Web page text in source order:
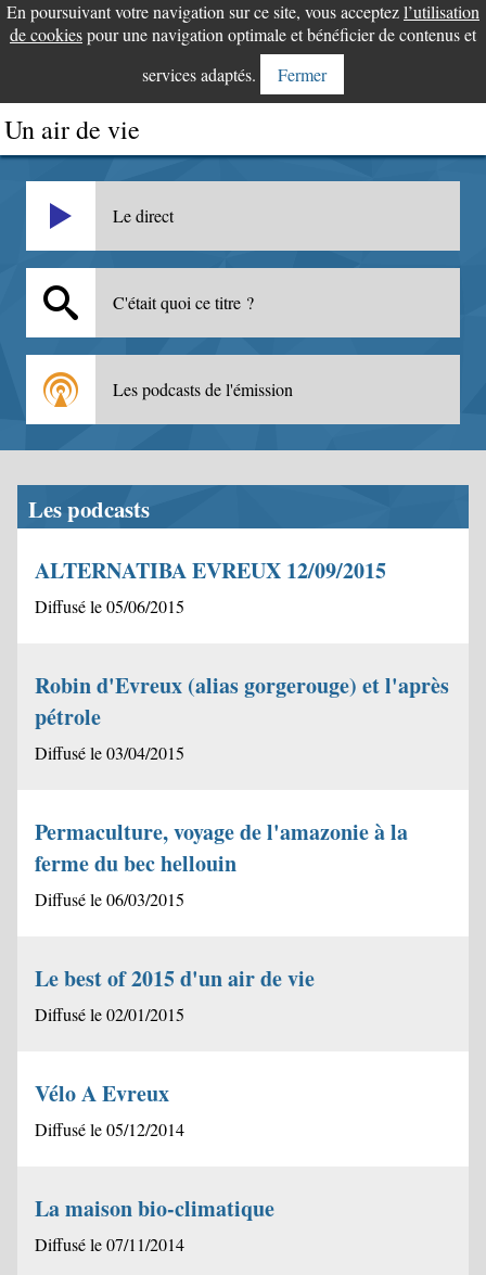
En poursuivant votre navigation sur ce site, vous acceptezl’utilisation
de cookiespour une navigation optimale et bénéficier de contenus et
services adaptés.
Fermer
Un air de vie
Le direct
C'était quoi ce titre ?
Les podcasts de l'émission
Les podcasts
ALTERNATIBA EVREUX 12/09/2015
Diffusé le 05/06/2015
Robin d'Evreux (alias gorgerouge) et l'après
pétrole
Diffusé le 03/04/2015
Permaculture, voyage de l'amazonie à la
ferme du bec hellouin
Diffusé le 06/03/2015
Le best of 2015 d'un air de vie
Diffusé le 02/01/2015
Vélo A Evreux
Diffusé le 05/12/2014
La maison bio-climatique
Diffusé le 07/11/2014